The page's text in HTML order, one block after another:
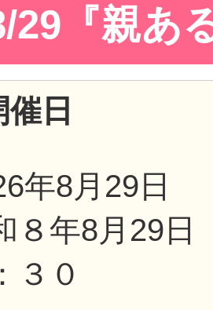
ボランテ
も向けボ
29『親あ
催日
年8月29日
８年8月29日
３０